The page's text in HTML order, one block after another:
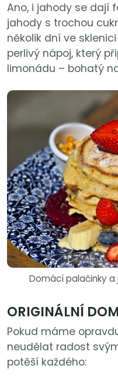
Ano, i jahody se dají
jahody s trochou
několik dní ve
perlivý nápoj, který
limonádu – bohatý
Domácí palačinky a
ORIGINÁLNÍ
Pokud máme
neudělat radost
potěší každého: